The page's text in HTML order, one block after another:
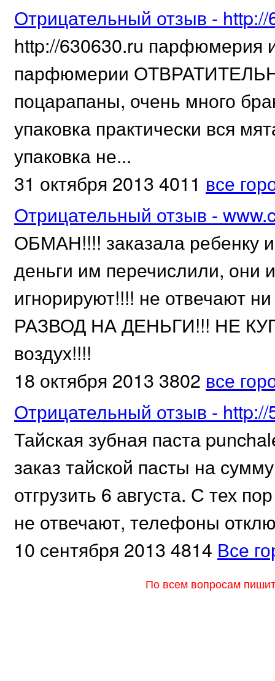
Отрицательный отзыв -
http://630630.ru парфюмерия
парфюмерии
поцарапаны, очень много
упаковка практически вся
упаковка не...
31 октября 2013 4011 все
Отрицательный отзыв -
ОБМАН!!!! заказала ребенку
деньги им перечислили, они
игнорируют!!!! не отвечают
РАЗВОД НА ДЕНЬГИ!!! НЕ
воздух!!!!
18 октября 2013 3802 все
Отрицательный отзыв -
Тайская зубная паста
заказ тайской пасты на
отгрузить 6 августа. С тех
не отвечают, телефоны
10 сентября 2013 4814 Все
По всем вопросам